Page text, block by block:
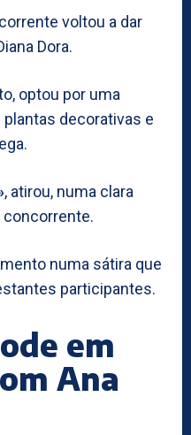
voltou a dar
Dora.
optou por uma
decorativas e
, atirou, numa clara
concorrente.
numa sátira que
participantes.
em
Ana